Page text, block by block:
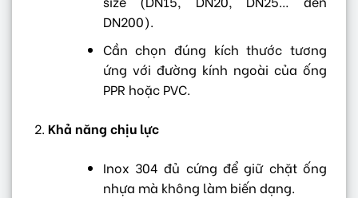
DN200).
Cần chọn đúng kích thước tương
ứng với đường kính ngoài của ống
PPR hoặc PVC.
Khả năng chịu lực
Inox 304 đủ cứng để giữ chặt ống
nhựa mà không làm biến dạng.